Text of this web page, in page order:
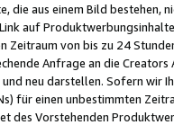
die aus einem Bild bestehen,
auf
Zeitraum von bis zu 24
Anfrage an die
neu darstellen. Sofern wir
für einen unbestimmten
des Vorstehenden